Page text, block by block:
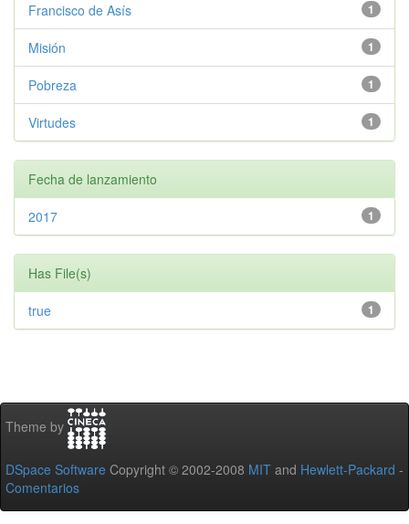
1
Francisco de Asís
1
Misión
1
Pobreza
1
Virtudes
Fecha de lanzamiento
1
2017
Has File(s)
1
true
Theme by
DSpace Software Copyright © 2002-2008 MIT and Hewlett-Packard -
Comentarios